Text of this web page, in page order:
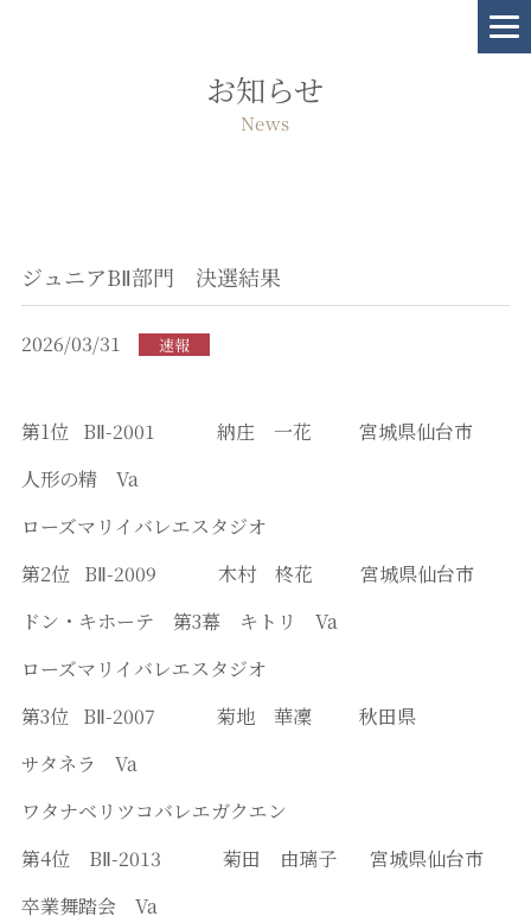
お知らせ
News
ジュニアBⅡ部門 決選結果
2026/03/31 速報
第1位 BⅡ-2001 納庄 一花 宮城県仙台市
人形の精 Va
ローズマリイバレエスタジオ
第2位 BⅡ-2009 木村 柊花 宮城県仙台市
ドン・キホーテ 第3幕 キトリ Va
ローズマリイバレエスタジオ
第3位 BⅡ-2007 菊地 華凜 秋田県
サタネラ Va
ワタナベリツコバレエガクエン
第4位 BⅡ-2013 菊田 由璃子 宮城県仙台市
卒業舞踏会 Va